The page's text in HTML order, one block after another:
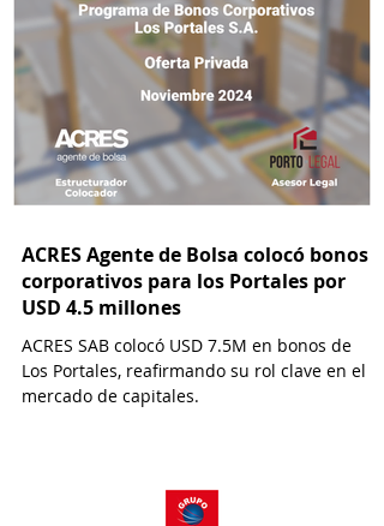
ACRES Agente de Bolsa colocó bonos
corporativos para los Portales por
USD 4.5 millones
ACRES SAB colocó USD 7.5M en bonos de
Los Portales, reafirmando su rol clave en el
mercado de capitales.